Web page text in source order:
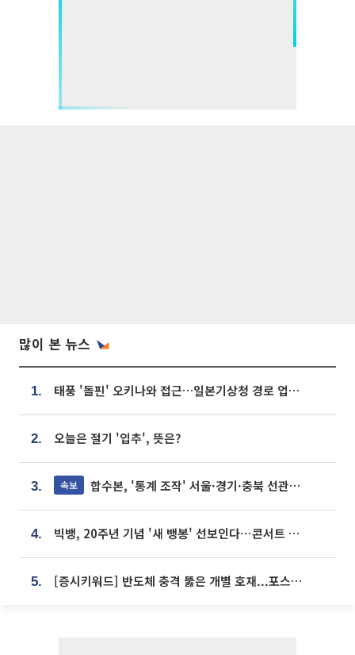
많이 본 뉴스
1. 태풍 '돌핀' 오키나와 접근…일본기상청 경로 업데이트
2. 오늘은 절기 '입추', 뜻은?
3. 속보 합수본, '통계 조작' 서울·경기·충북 선관위 등 추가 압수수색
4. 빅뱅, 20주년 기념 '새 뱅봉' 선보인다⋯콘서트 앞두고 팝업 개최
5. [증시키워드] 반도체 충격 뚫은 개별 호재...포스코퓨처엠·에코프로·한화솔루션 '눈길'